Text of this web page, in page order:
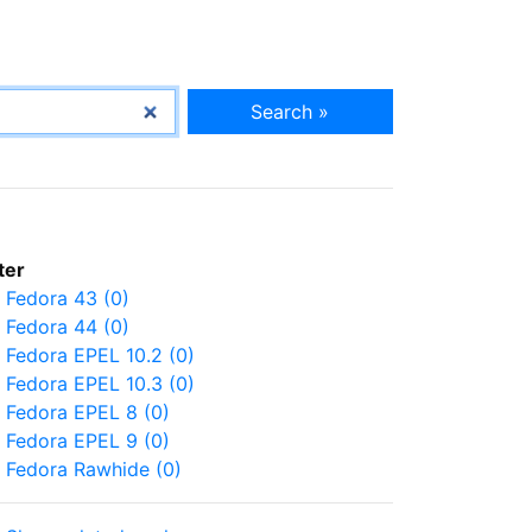
Search »
Fedora 43 (0)
Fedora 44 (0)
Fedora EPEL 10.2 (0)
Fedora EPEL 10.3 (0)
Fedora EPEL 8 (0)
Fedora EPEL 9 (0)
Fedora Rawhide (0)